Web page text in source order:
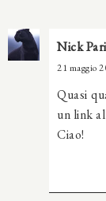
Nick
21 maggio
Quasi
un link
Ciao!